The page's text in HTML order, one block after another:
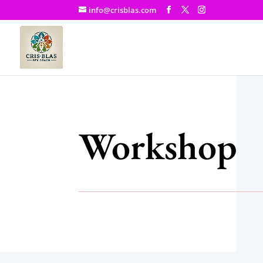
info@crisblas.com
Workshop